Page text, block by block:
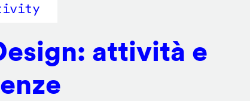
attività e